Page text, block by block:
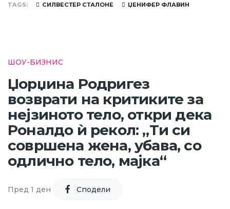
TAGS СИЛВЕСТЕР СТАЛОНЕ ЏЕНИФЕР ФЛАВИН
ШОУ-БИЗНИС
Џорџина Родригез
возврати на критиките за
нејзиното тело, откри дека
Роналдо ѝ рекол: „Ти си
совршена жена, убава, со
одлично тело, мајка“
Пред 1 ден Cподели